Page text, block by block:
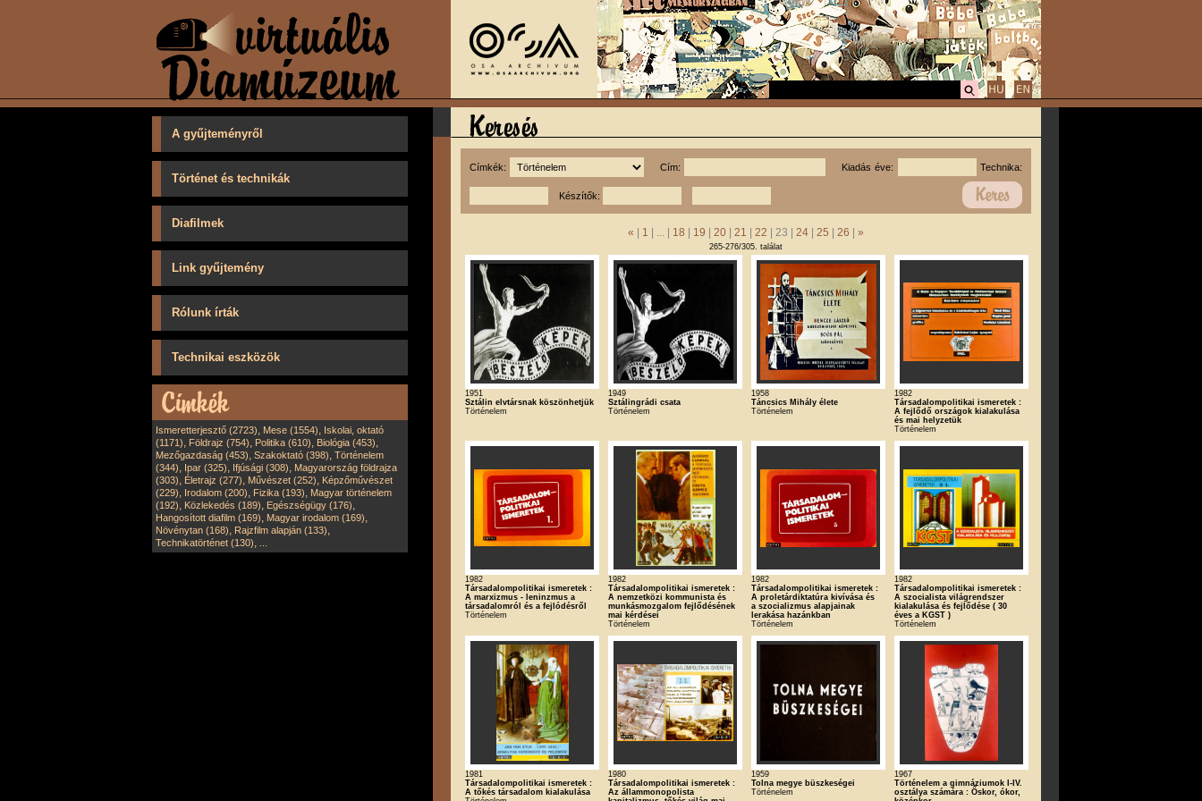
A gyűjteményről
Történet és technikák
Diafilmek
Link gyűjtemény
Rólunk írták
Technikai eszközök
Ismeretterjesztő (2723), Mese (1554), Iskolai, oktató
(1171), Földrajz (754), Politika (610), Biológia (453),
Mezőgazdaság (453), Szakoktató (398), Történelem
(344), Ipar (325), Ifjúsági (308), Magyarország földrajza
(303), Életrajz (277), Művészet (252), Képzőművészet
(229), Irodalom (200), Fizika (193), Magyar történelem
(192), Közlekedés (189), Egészségügy (176),
Hangosított diafilm (169), Magyar irodalom (169),
Növénytan (168), Rajzfilm alapján (133),
Technikatörténet (130),
Címkék: Cím: Kiadás éve: Technika:
Készítők:
« | 1 | ... | 18 | 19 | 20 | 21 | 22 | 23 | 24 | 25 | 26 | »
265-276/305. találat
1951
Sztálin elvtársnak köszönhetjük
Történelem
1949
Sztálingrádi csata
Történelem
1958
Táncsics Mihály élete
Történelem
1982
Társadalompolitikai ismeretek :
A fejlődő országok kialakulása
és mai helyzetük
Történelem
1982
Társadalompolitikai ismeretek :
A marxizmus - leninzmus a
társadalomról és a fejlódésről
Történelem
1982
Társadalompolitikai ismeretek :
A nemzetközi kommunista és
munkásmozgalom fejlődésének
mai kérdései
Történelem
1982
Társadalompolitikai ismeretek :
A proletárdiktatúra kivívása és
a szocializmus alapjainak
lerakása hazánkban
Történelem
1982
Társadalompolitikai ismeretek :
A szocialista világrendszer
kialakulása és fejlődése ( 30
éves a KGST )
Történelem
1981
Társadalompolitikai ismeretek :
A tőkés társadalom kialakulása
1980
Társadalompolitikai ismeretek :
Az állammonopolista
1959
Tolna megye büszkeségei
Történelem
1967
Történelem a gimnáziumok I-IV.
osztálya számára : Őskor, ókor,